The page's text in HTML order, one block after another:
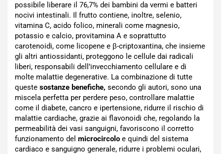
possibile liberare il 76,7% dei bambini da vermi e batteri
nocivi intestinali. Il frutto contiene, inoltre, selenio,
vitamina C, acido folico, minerali come magnesio,
potassio e calcio, provitamina A e soprattutto
carotenoidi, come licopene e β-criptoxantina, che insieme
gli altri antiossidanti, proteggono le cellule dai radicali
liberi, responsabili dell’invecchiamento cellulare e di
molte malattie degenerative. La combinazione di tutte
queste sostanze benefiche, secondo gli autori, sono una
miscela perfetta per perdere peso, controllare malattie
come il diabete, cancro e ipertensione, ridurre il rischio di
malattie cardiache, grazie ai flavonoidi che, regolando la
permeabilità dei vasi sanguigni, favoriscono il corretto
funzionamento del microcircolo e quindi del sistema
cardiaco e sanguigno generale, ridurre i problemi oculari,